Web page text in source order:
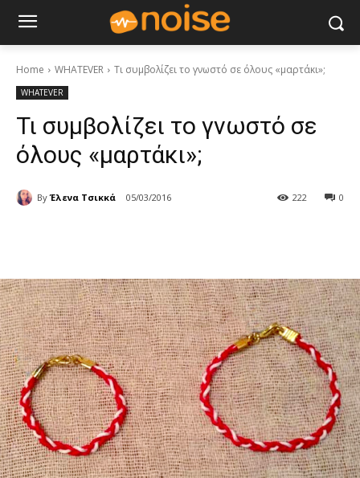
Home WHATEVER Τι συμβολίζει το γνωστό σε όλους «μαρτάκι»;
WHATEVER
Τι συμβολίζει το γνωστό σε
όλους «μαρτάκι»;
By Έλενα Τσικκά 05/03/2016 0
222